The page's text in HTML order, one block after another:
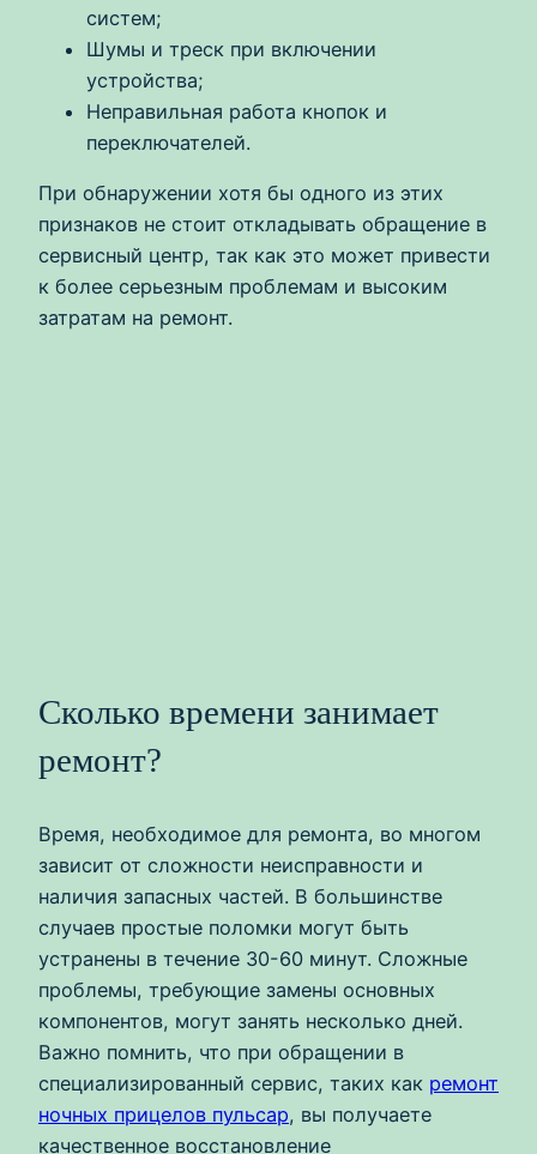
систем;
Шумы и треск при включении
устройства;
Неправильная работа кнопок и
переключателей.
При обнаружении хотя бы одного из этих
признаков не стоит откладывать обращение в
сервисный центр, так как это может привести
к более серьезным проблемам и высоким
затратам на ремонт.
Сколько времени занимает
ремонт?
Время, необходимое для ремонта, во многом
зависит от сложности неисправности и
наличия запасных частей. В большинстве
случаев простые поломки могут быть
устранены в течение 30-60 минут. Сложные
проблемы, требующие замены основных
компонентов, могут занять несколько дней.
Важно помнить, что при обращении в
специализированный сервис, таких как ремонт
ночных прицелов пульсар, вы получаете
качественное восстановление